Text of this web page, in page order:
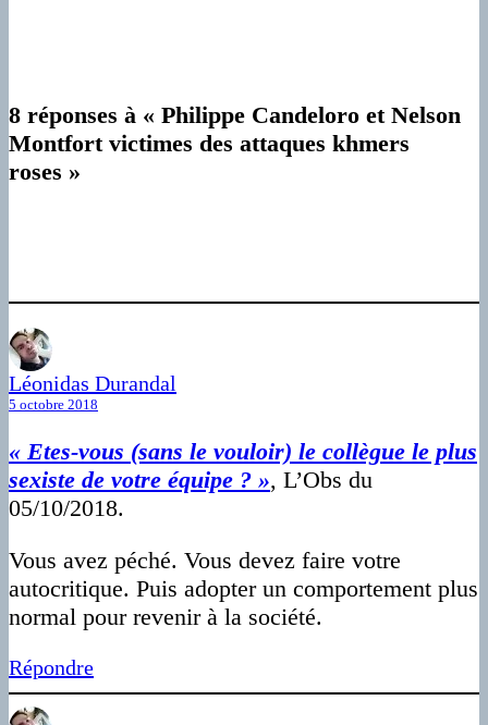
8 réponses à « Philippe Candeloro et Nelson
Montfort victimes des attaques khmers
roses »
Léonidas Durandal
5 octobre 2018
« Etes-vous (sans le vouloir) le collègue le plus
sexiste de votre équipe ? », L’Obs du
05/10/2018.
Vous avez péché. Vous devez faire votre
autocritique. Puis adopter un comportement plus
normal pour revenir à la société.
Répondre